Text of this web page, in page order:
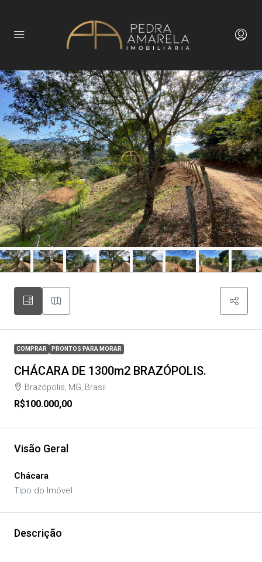
COMPRAR PRONTOS PARA MORAR
CHÁCARA DE 1300m2 BRAZÓPOLIS.
Brazópolis, MG, Brasil
R$100.000,00
Visão Geral
Chácara
Tipo do Imóvel
Descrição